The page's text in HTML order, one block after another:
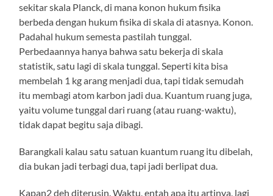
sekitar skala Planck, di mana konon hukum fisika
berbeda dengan hukum fisika di skala di atasnya. Konon.
Padahal hukum semesta pastilah tunggal.
Perbedaannya hanya bahwa satu bekerja di skala
statistik, satu lagi di skala tunggal. Seperti kita bisa
membelah 1 kg arang menjadi dua, tapi tidak semudah
itu membagi atom karbon jadi dua. Kuantum ruang juga,
yaitu volume tunggal dari ruang (atau ruang-waktu),
tidak dapat begitu saja dibagi.
Barangkali kalau satu satuan kuantum ruang itu dibelah,
dia bukan jadi terbagi dua, tapi jadi berlipat dua.
Kapan2 deh diterusin. Waktu, entah apa itu artinya, lagi